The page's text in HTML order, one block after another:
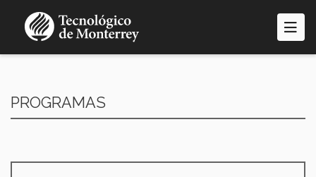
contenido
PROGRAMAS